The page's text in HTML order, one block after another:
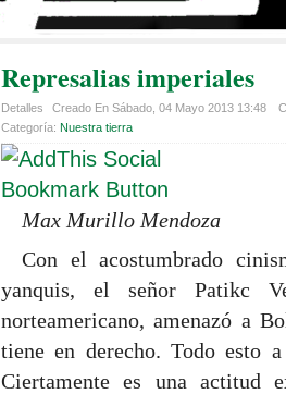
Represalias imperiales
Detalles Creado En Sábado, 04 Mayo 2013 13:48
Categoría: Nuestra tierra
Max Murillo Mendoza
Con el acostumbrado
yanquis, el señor Patikc
norteamericano, amenazó a
tiene en derecho. Todo esto
Ciertamente es una actitud